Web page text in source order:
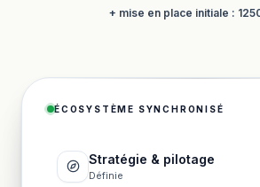
+ mise en place initiale :
ÉCOSYSTÈME SYNCHRONISÉ
Stratégie & pilotage
Définie